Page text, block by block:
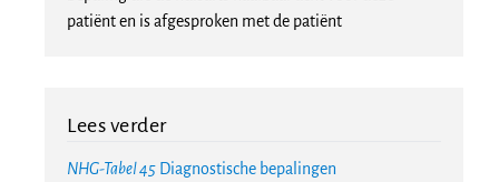
patiënt en is afgesproken met de patiënt
Lees verder
NHG-Tabel 45 Diagnostische bepalingen